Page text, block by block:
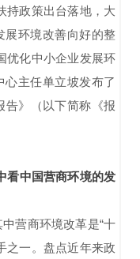
持政策出台落地，大
展环境改善向好的整
优化中小企业发展环
主任单立坡发布了
告》（以下简称《报
看中国营商环境的发
营商环境改革是“十
之一。盘点近年来政